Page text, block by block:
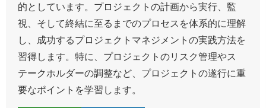
的としています。プロジェクトの計画から実行、監
視、そして終結に至るまでのプロセスを体系的に理解
し、成功するプロジェクトマネジメントの実践方法を
習得します。特に、プロジェクトのリスク管理やス
テークホルダーの調整など、プロジェクトの遂行に重
要なポイントを学習します。